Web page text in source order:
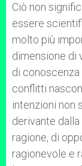
Ciò non
essere
molto più
dimensione di
di
conflitti
intenzioni non
derivante
ragione, di
ragionevole e